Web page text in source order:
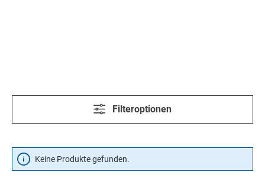
Filteroptionen
Keine Produkte gefunden.